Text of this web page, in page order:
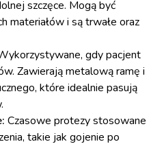
szczęce. Mogą być
materiałów i są trwałe oraz
gdy pacjent
Zawierają metalową ramę i
które idealnie pasują
Czasowe protezy stosowane
takie jak gojenie po